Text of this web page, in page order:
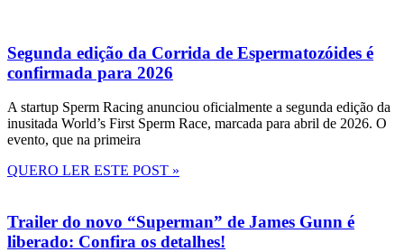
Segunda edição da Corrida de Espermatozóides é
confirmada para 2026
A startup Sperm Racing anunciou oficialmente a segunda edição da
inusitada World’s First Sperm Race, marcada para abril de 2026. O
evento, que na primeira
QUERO LER ESTE POST »
Trailer do novo “Superman” de James Gunn é
liberado: Confira os detalhes!